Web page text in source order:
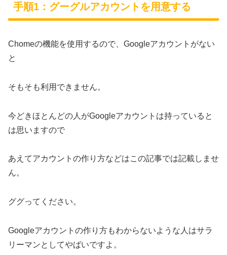
手順1：グーグルアカウントを用意する
Chomeの機能を使用するので、Googleアカウントがない
と
そもそも利用できません。
今どきほとんどの人がGoogleアカウントは持っていると
は思いますので
あえてアカウントの作り方などはこの記事では記載しませ
ん。
ググってください。
Googleアカウントの作り方もわからないような人はサラ
リーマンとしてやばいですよ。